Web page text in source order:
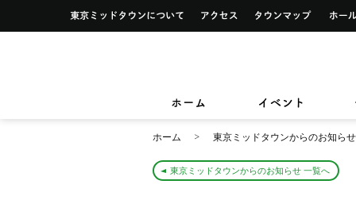
東京ミッドタウンについて
アクセス タウンマ
イベント
ショップ検索
フロアガイド
レストラン＆フード検索
フロアガイド
TOKYO MIDTOWN DESIGN LIVE
東京ミッドタウンクリニック
サービス案内トップ
小さなお子様をお連れのお客様
ホーム 東京ミッドタウンからのお知らせ
東京ミッドタウンからのお知らせ 一覧へ